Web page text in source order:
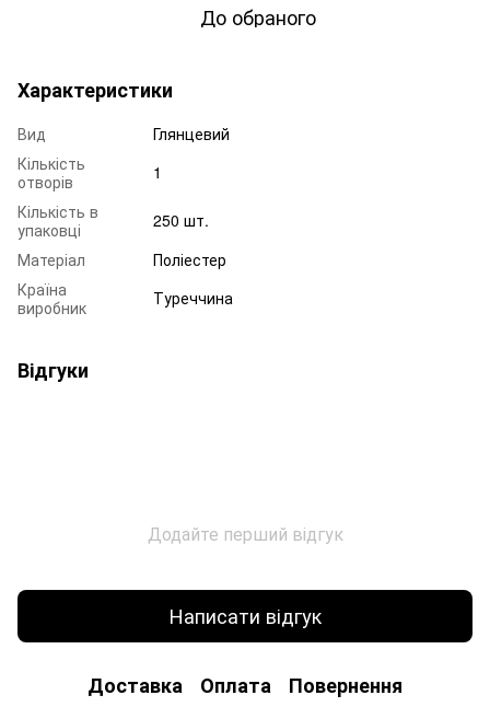
До обраного
Характеристики
Вид
Глянцевий
Кількість
отворів
1
Кількість в
упаковці
250 шт.
Матеріал
Поліестер
Країна
виробник
Туреччина
Відгуки
Додайте перший відгук
Написати відгук
Доставка Оплата Повернення